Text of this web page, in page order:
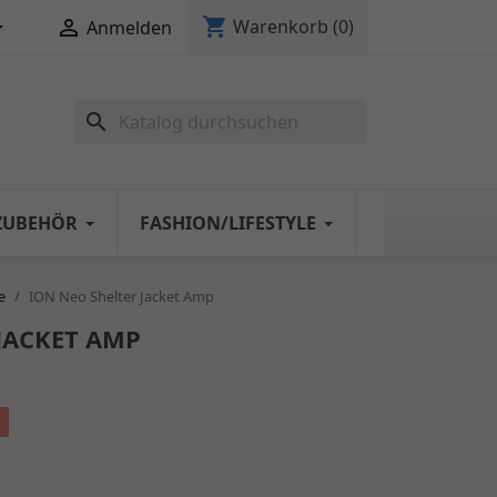
 Anmelden shopping_cart Warenkorb (0)
search
FASHION/LIFESTYLE
ION Neo Shelter Jacket Amp
AMP